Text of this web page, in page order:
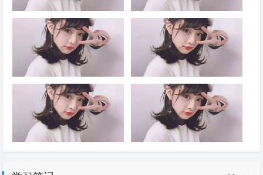
东西。近些年来，关于人工甜味
剂对食欲、葡萄糖代谢和…
使头发受到一定的拉力，长时间
保持这种拉力会导致发…
2025年4月8日至9日举行的中央
周边工作会议强调，构建周边命
运共同体，要与周边国家巩固
____，支持地区国家走稳自身
发展道路，妥善管控矛盾分歧；
深化发展融合，构建高水平
____网络，加强产业链供应链
党的作风关系____，关系
____，关系____
新时代党的建设总要求是：坚持
和加强党的全面领导，坚持党要
管党、全面从严治党，以加强党
的长期执政能力建设、先进性和
纯洁性建设为主线，以党的
____为统领，以坚定理想信念
宗旨为根基，以调动全党积极
中国革命胜利时，我们党向领导
干部提出三点要求，一是时刻不
能脱离人民群众、自觉接受
____监督，二是永远不能骄傲
自满、始终____，三是时刻防
范糖衣炮弹、永葆____。我们
党之所以能够走到今天离不开这